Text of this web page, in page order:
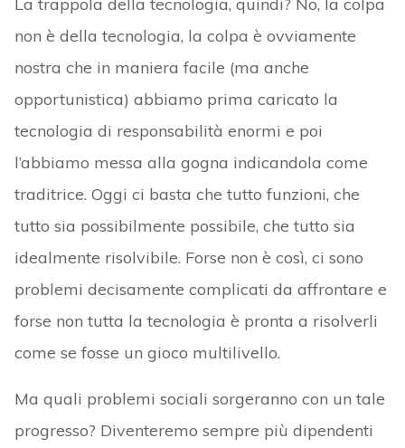
non è della tecnologia, la colpa è ovviamente
nostra che in maniera facile (ma anche
opportunistica) abbiamo prima caricato la
tecnologia di responsabilità enormi e poi
l’abbiamo messa alla gogna indicandola come
traditrice. Oggi ci basta che tutto funzioni, che
tutto sia possibilmente possibile, che tutto sia
idealmente risolvibile. Forse non è così, ci sono
problemi decisamente complicati da affrontare e
forse non tutta la tecnologia è pronta a risolverli
come se fosse un gioco multilivello.
Ma quali problemi sociali sorgeranno con un tale
progresso? Diventeremo sempre più dipendenti